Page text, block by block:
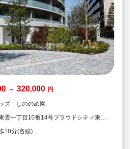
～ 320,000 円
ズ しののめ園
雲一丁目10番14号プラウドシティ東雲
10分(各線)